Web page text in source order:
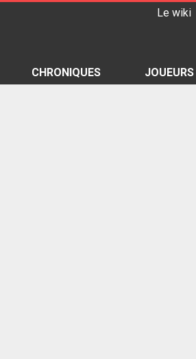
Le wiki
CHRONIQUES